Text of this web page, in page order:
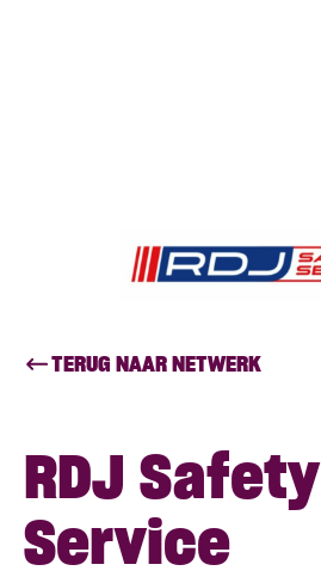
TERUG NAAR NETWERK
RDJ Safety
Service